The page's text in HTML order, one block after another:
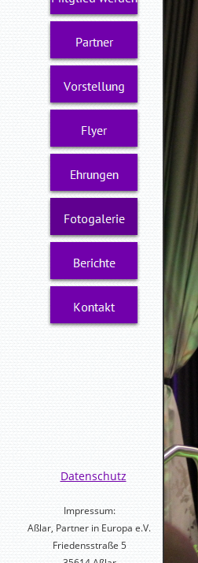
Impressum:
Aßlar, Partner in Europa e.V.
Friedensstraße 5
Datenschutz